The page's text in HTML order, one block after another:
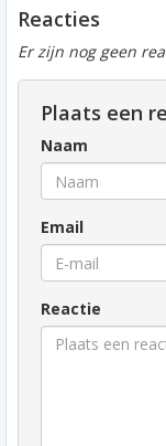
Reacties
Er zijn nog geen
Plaats een
Naam
Email
Reactie